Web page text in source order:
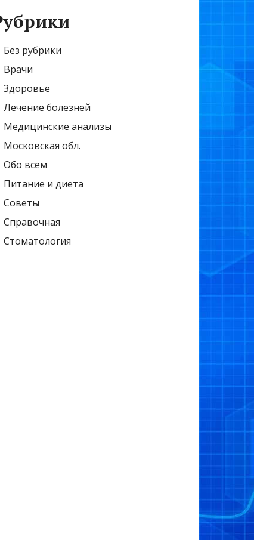
Без рубрики
Врачи
Здоровье
Лечение болезней
Медицинские анализы
Московская обл.
Обо всем
Питание и диета
Советы
Справочная
Стоматология